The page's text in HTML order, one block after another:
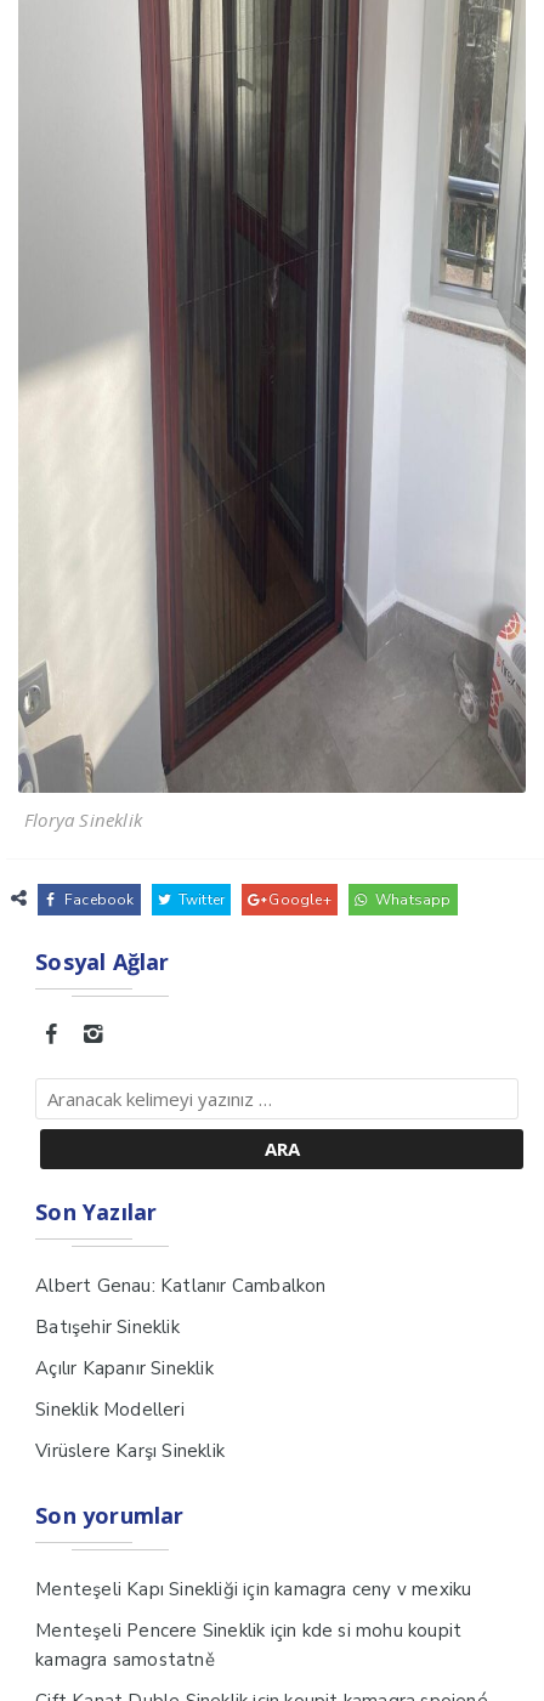
Florya Sineklik
Facebook Twitter Google+ Whatsapp
Sosyal Ağlar
Son Yazılar
Albert Genau: Katlanır Cambalkon
Batışehir Sineklik
Açılır Kapanır Sineklik
Sineklik Modelleri
Virüslere Karşı Sineklik
Son yorumlar
Menteşeli Kapı Sinekliği içinkamagra ceny v mexiku
Menteşeli Pencere Sineklik için kde si mohu koupit
kamagra samostatně